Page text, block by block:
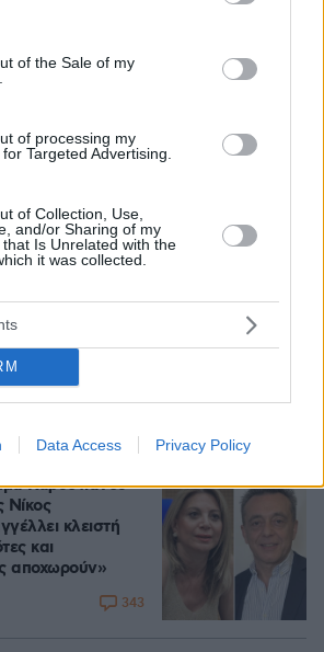
to Google and its third-party tags to
specified purposes in below Google
of the Sale of my
of processing my
Targeted Advertising.
of Collection, Use,
and/or Sharing of my
Is Unrelated with the
it was collected.
Data Access Privacy Policy
από το Ροσάριο που πήρε
από το χέρι και άλλαξε την
Καρυστιανού
Νίκος
κλειστή
και
αποχωρούν»
343